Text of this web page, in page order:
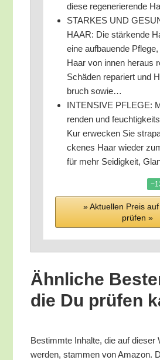
die­se rege­ne­rie­ren­de
STARKES UND
HAAR: Die stär­ken­de
eine auf­bau­en­de
Haar von innen her­aus
Schä­den repa­riert und
bruch sowie…
INTENSIVE PFLEGE:
ren­den und
Kur erwe­cken Sie
cke­nes Haar wie­der
für mehr Sei­dig­keit,
» Aktu­el­len Preis
prü­fen »
Ähn­li­che
die Du prü­fen
Bestimm­te Inhal­te, die auf die­ser
wer­den, stam­men von Ama­zon.